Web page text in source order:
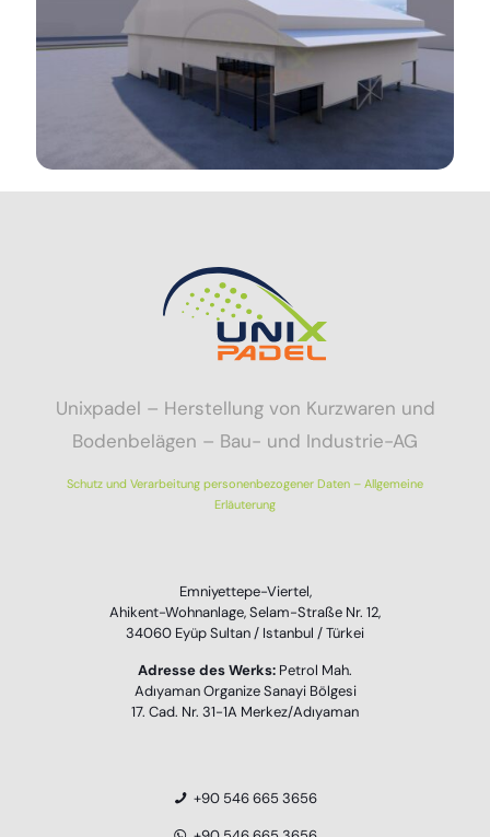
Unixpadel – Herstellung von Kurzwaren und
Bodenbelägen – Bau- und Industrie-AG
Schutz und Verarbeitung personenbezogener Daten – Allgemeine
Erläuterung
Emniyettepe-Viertel,
Ahikent-Wohnanlage, Selam-Straße Nr. 12,
34060 Eyüp Sultan / Istanbul / Türkei
Adresse des Werks: Petrol Mah.
Adıyaman Organize Sanayi Bölgesi
17. Cad. Nr. 31-1A Merkez/Adıyaman
+90 546 665 3656